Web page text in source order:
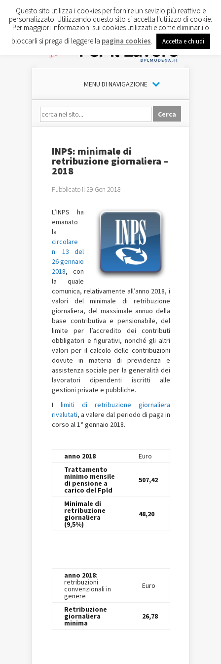
MENU DI NAVIGAZIONE
INPS: minimale di
retribuzione giornaliera –
2018
Pubblicato il 29 Gen 2018
L’INPS ha
emanato
la
circolare
n. 13 del
26 gennaio
2018, con
la quale
comunica, relativamente all’anno 2018, i
valori del minimale di retribuzione
giornaliera, del massimale annuo della
base contributiva e pensionabile, del
limite per l’accredito dei contributi
obbligatori e figurativi, nonché gli altri
valori per il calcolo delle contribuzioni
dovute in materia di previdenza e
assistenza sociale per la generalità dei
lavoratori dipendenti iscritti alle
gestioni private e pubbliche.
I limiti di retribuzione giornaliera
rivalutati, a valere dal periodo di paga in
corso al 1° gennaio 2018.
anno 2018
Euro
Trattamento
minimo mensile
di pensione a
carico del Fpld
507,42
Minimale di
retribuzione
giornaliera
(9,5%)
48,20
anno 2018:
retribuzioni
convenzionali in
genere
Euro
Retribuzione
giornaliera
minima
26,78
Questo sito utilizza i cookies per fornire un sevizio più reattivo e
personalizzato. Utilizzando questo sito si accetta l'utilizzo di cookie.
Per maggiori informazioni sui cookies utilizzati e come eliminarli o
bloccarli si prega di leggere la pagina cookies Accetta e chiudi